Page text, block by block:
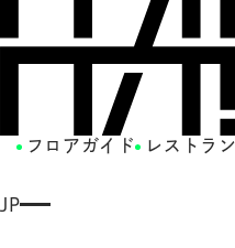
フロアガイド レストラン
JP